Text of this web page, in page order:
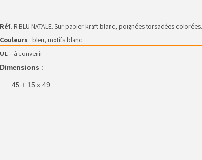
Réf. R BLU NATALE. Sur papier kraft blanc, poignées torsadées colorées.
Couleurs : bleu, motifs blanc.
UL : à convenir
Dimensions :
45 + 15 x 49